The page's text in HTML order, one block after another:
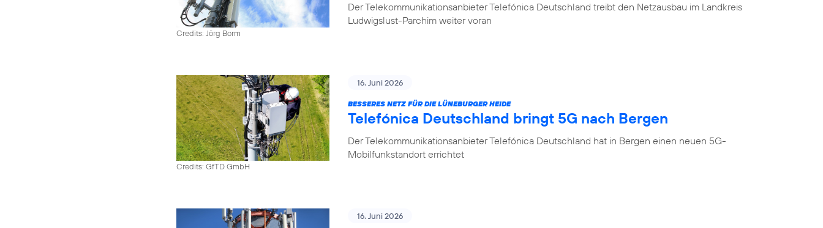
Credits: Jörg Borm
Der Telekommunikationsanbieter Telefónica Deutschland treibt den Netzausbau im Landkreis
Ludwigslust-Parchim weiter voran
Credits: GfTD GmbH
16. Juni 2026
BESSERES NETZ FÜR DIE LÜNEBURGER HEIDE
Telefónica Deutschland bringt 5G nach Bergen
Der Telekommunikationsanbieter Telefónica Deutschland hat in Bergen einen neuen 5G-
Mobilfunkstandort errichtet
16. Juni 2026